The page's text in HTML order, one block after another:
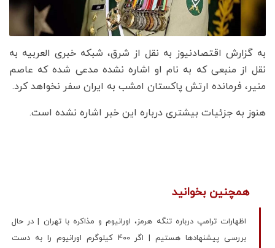
به گزارش اقتصادنیوز به نقل از شرق، شبکه خبری العربیه به
نقل از منبعی که به نام او اشاره نشده مدعی شده که عاصم
منیر، فرمانده ارتش پاکستان امشب به ایران سفر نخواهد کرد.
هنوز به جزئیات بیشتری درباره این خبر اشاره نشده است.
همچنین بخوانید
اظهارات ترامپ درباره تنگه هرمز، اورانیوم و مذاکره با تهران | در حال
بررسی پیشنهادها هستیم | اگر 400 کیلوگرم اورانیوم را به دست